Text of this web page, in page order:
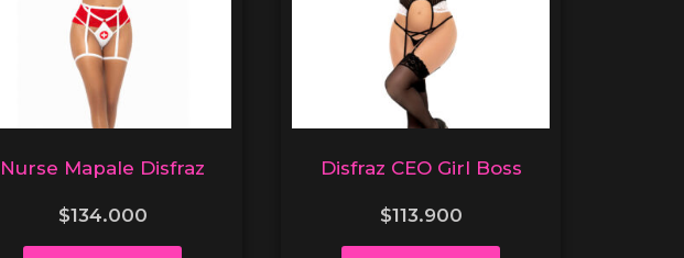
Nurse Mapale Disfraz
$134.000
Disfraz CEO Girl Boss
$113.900